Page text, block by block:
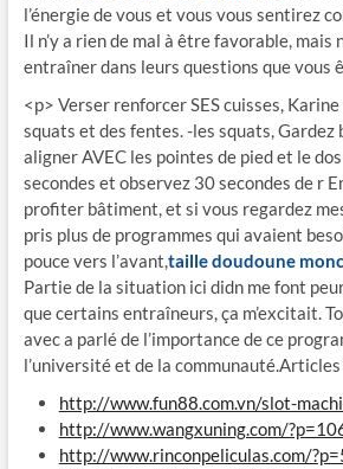
l’énergie de vous et vous vous sentirez
Il n’y a rien de mal à être favorable, mais
entraîner dans leurs questions que vous
<p> Verser renforcer SES cuisses,
squats et des fentes. -les squats, Gardez
aligner AVEC les pointes de pied et le
secondes et observez 30 secondes de r
profiter bâtiment, et si vous regardez
pris plus de programmes qui avaient
pouce vers l’avant,taille doudoune
Partie de la situation ici didn me font
que certains entraîneurs, ça m’excitait.
avec a parlé de l’importance de ce
l’université et de la communauté.Articles
http://www.fun88.com.vn/slot-
http://www.wangxuning.com/
http://www.rinconpeliculas.com/